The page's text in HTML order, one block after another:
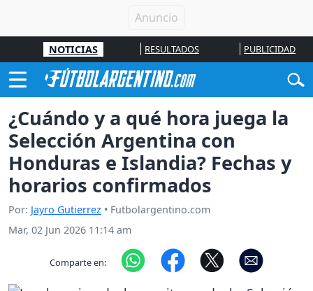
NOTICIAS RESULTADOS PUBLICIDAD
¿Cuándo y a qué hora juega la
Selección Argentina con
Honduras e Islandia? Fechas y
horarios confirmados
Por: Jayro Gutierrez • Futbolargentino.com
Mar, 02 Jun 2026 11:14 am
Comparte en: